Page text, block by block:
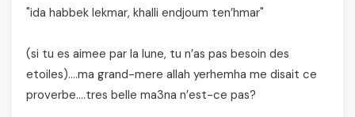
"ida habbek lekmar, khalli endjoum ten’hmar"
(si tu es aimee par la lune, tu n’as pas besoin des
etoiles)….ma grand-mere allah yerhemha me disait ce
proverbe….tres belle ma3na n’est-ce pas?